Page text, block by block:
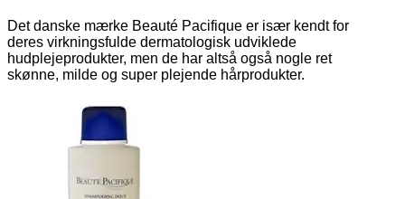
Det danske mærke Beauté Pacifique er især kendt for
deres virkningsfulde dermatologisk udviklede
hudplejeprodukter, men de har altså også nogle ret
skønne, milde og super plejende hårprodukter.